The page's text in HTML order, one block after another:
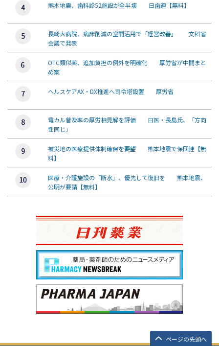
熊本地震、歯科診52施設が全半壊 日歯連【無料】
長崎大病院、病床削減の空間活用で「経営改善」 文科省
会議で発表
OTC類似薬、追加負担の例外を明確化 厚労省が中間まと
め案
ヘルスケアAX・DX推進へ司令塔設置 厚労省
電カル普及率の厚労相見解を評価 日医・長島氏、「方向
性同じ」
被災地の医療提供体制確保を要望 熊本地震で保団連【無
料】
医療・介護施設の「断水」、優先して復旧を 熊本地震、
公明が要請【無料】
ページの先頭へ